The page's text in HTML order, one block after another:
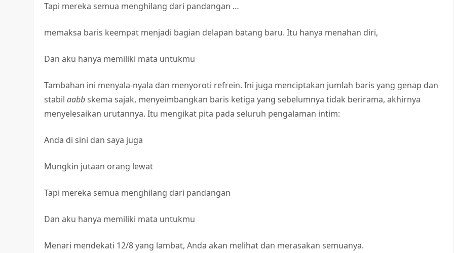
Tapi mereka semua menghilang dari pandangan …
memaksa baris keempat menjadi bagian delapan batang baru. Itu hanya menahan diri,
Dan aku hanya memiliki mata untukmu
Tambahan ini menyala-nyala dan menyoroti refrein. Ini juga menciptakan jumlah baris yang genap dan
stabilaabbskema sajak, menyeimbangkan baris ketiga yang sebelumnya tidak berirama, akhirnya
menyelesaikan urutannya. Itu mengikat pita pada seluruh pengalaman intim:
Anda di sini dan saya juga
Mungkin jutaan orang lewat
Tapi mereka semua menghilang dari pandangan
Dan aku hanya memiliki mata untukmu
Menari mendekati 12/8 yang lambat, Anda akan melihat dan merasakan semuanya.